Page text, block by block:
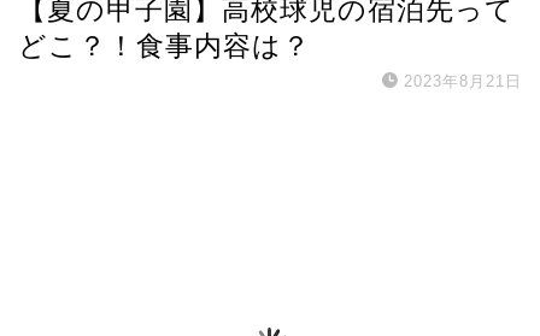
【夏の甲子園】高校球児の宿泊先って
どこ？！食事内容は？
2023年8月21日